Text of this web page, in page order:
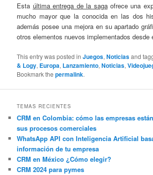
Esta última entrega de la sagaofrece una
mucho mayor que la conocida en las dos
además posee una mejora en su apartado
otros elementos nuevos implementados desde
This entry was posted inJuegos,Noticiasand
& Logy, Europa, Lanzamiento,Noticias,
Bookmark thepermalink.
TEMAS RECIENTES
CRM en Colombia: cómo las empresas
sus procesos comerciales
WhatsApp API con Inteligencia Artificial
información de tu empresa
CRM en México ¿Cómo elegir?
CRM 2024 para pymes